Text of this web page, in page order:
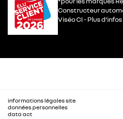
Constructeur
Viséo CI - Plus
informations légales site
données personnelles
data act